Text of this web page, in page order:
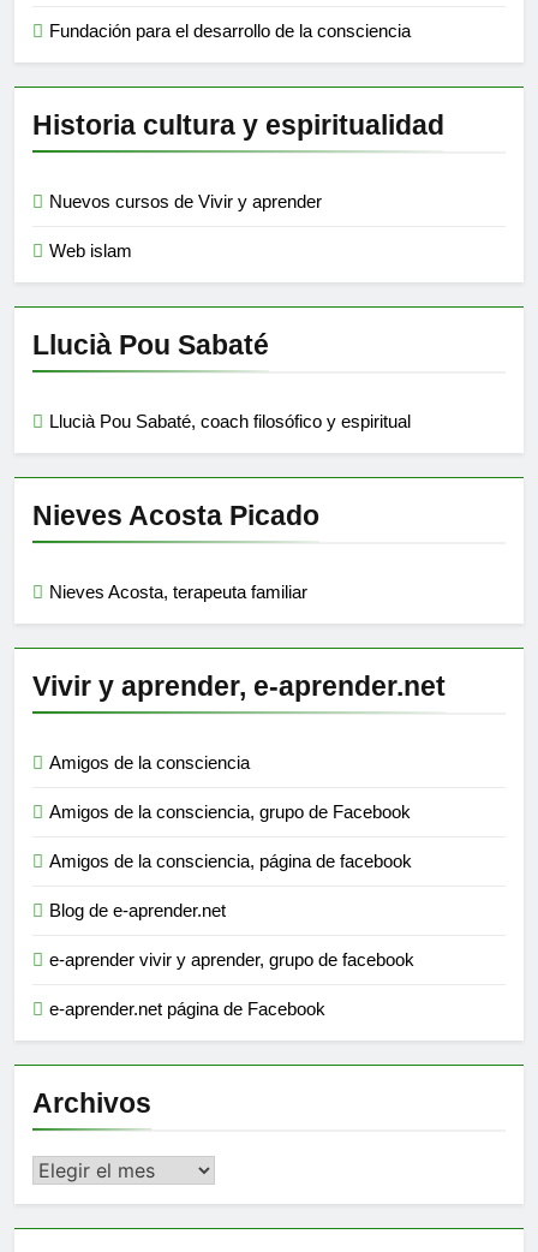
Fundación para el desarrollo de la consciencia
Historia cultura y espiritualidad
Nuevos cursos de Vivir y aprender
Web islam
Llucià Pou Sabaté
Llucià Pou Sabaté, coach filosófico y espiritual
Nieves Acosta Picado
Nieves Acosta, terapeuta familiar
Vivir y aprender, e-aprender.net
Amigos de la consciencia
Amigos de la consciencia, grupo de Facebook
Amigos de la consciencia, página de facebook
Blog de e-aprender.net
e-aprender vivir y aprender, grupo de facebook
e-aprender.net página de Facebook
Archivos
Archivos